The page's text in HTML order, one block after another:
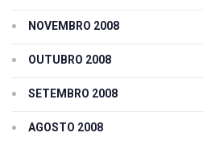
NOVEMBRO 2008
OUTUBRO 2008
SETEMBRO 2008
AGOSTO 2008